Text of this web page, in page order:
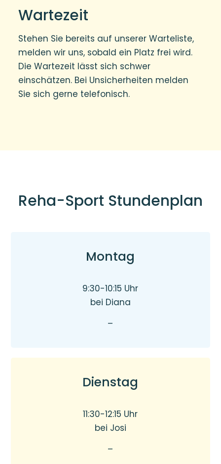
Wartezeit
Stehen Sie bereits auf unserer Warteliste,
melden wir uns, sobald ein Platz frei wird.
Die Wartezeit lässt sich schwer
einschätzen. Bei Unsicherheiten melden
Sie sich gerne telefonisch.
Reha-Sport Stundenplan
Montag
9:30-10:15 Uhr
bei Diana
–
Dienstag
11:30-12:15 Uhr
bei Josi
–